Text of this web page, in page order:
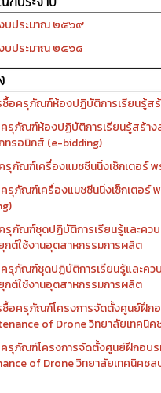
ดการใช้พลังงานเพื่อรองรับสถา
บประมาณ ๒๕๖๙
บประมาณ ๒๕๖๘
ซื้อครุภัณฑ์ห้องปฏิบัติการเรียนรู้ส
ครุภัณฑ์ห้องปฏิบัติการเรียนรู้สร้า
รอนิกส์ (e-bidding)
รุภัณฑ์เครื่องแมชชีนนิ่งเซ็กเตอร์
ครุภัณฑ์เครื่องแมชชีนนิ่งเซ็กเตอร์
รุภัณฑ์ชุดปฏิบัติการเรียนรู้และคว
กต์ใช้งานอุตสาหกรรมการผลิต
ครุภัณฑ์ชุดปฏิบัติการเรียนรู้และค
กต์ใช้งานอุตสาหกรรมการผลิต
ซื้อครุภัณฑ์โครงการจัดตั้งศูนย์ฝึกอ